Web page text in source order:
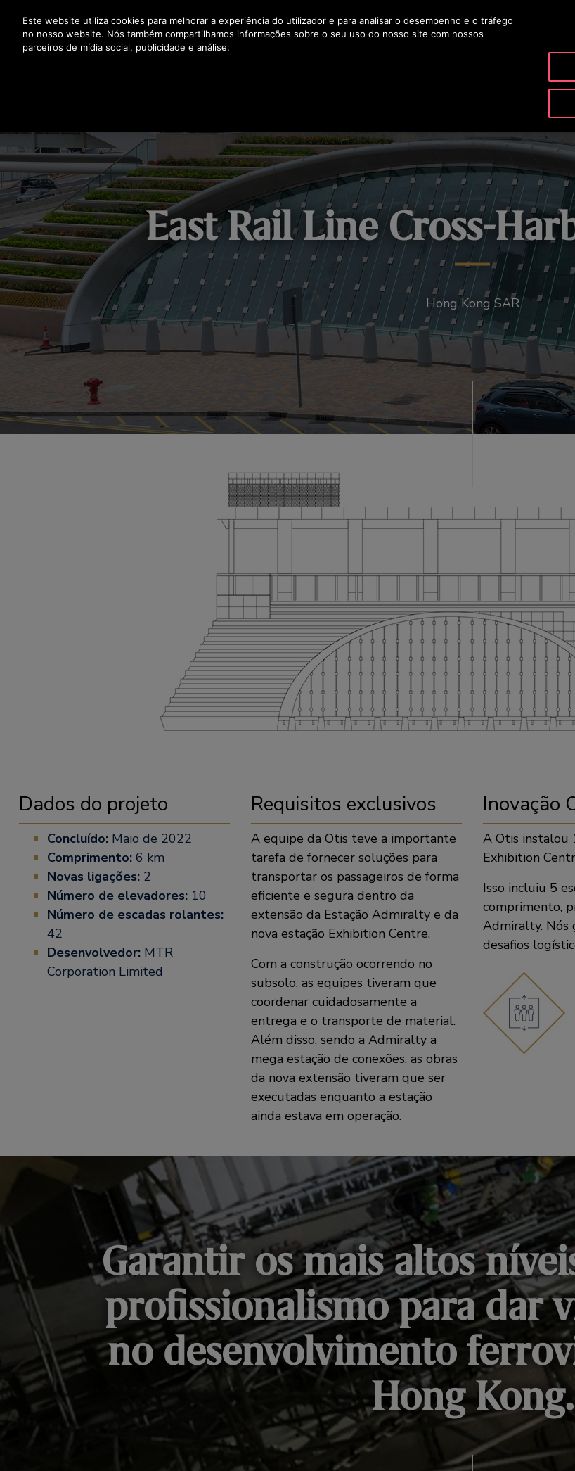
Prima Enter para saltar para o Conteúdo Principal
TELEVENDAS 0800 703 1061 OTISLINE 0800 704 8783
East Rail Line Cross-
Hong Kong SAR
Dados do projeto
Concluído:Maio de 2022
Comprimento:6 km
Novas ligações:2
Número de elevadores:10
Número de escadas rolantes:
42
Desenvolvedor:MTR
Corporation Limited
Requisitos exclusivos
A equipe da Otis teve a importante
tarefa de fornecer soluções para
transportar os passageiros de forma
eficiente e segura dentro da
extensão da Estação Admiralty e da
nova estação Exhibition Centre.
Com a construção ocorrendo no
subsolo, as equipes tiveram que
coordenar cuidadosamente a
entrega e o transporte de material.
Além disso, sendo a Admiralty a
mega estação de conexões, as obras
da nova extensão tiveram que ser
executadas enquanto a estação
ainda estava em operação.
Inovação
A Otis instalou
Exhibition
Isso incluiu 5
comprimento,
Admiralty. Nós
desafios
Garantir os mais altos
profissionalismo para dar
no desenvolvimento
Hong Kong.
Este website utiliza cookies para melhorar a experiência do utilizador e para analisar o desempenho e o tráfego
no nosso website. Nós também compartilhamos informações sobre o seu uso do nosso site com nossos
parceiros de mídia social, publicidade e análise.